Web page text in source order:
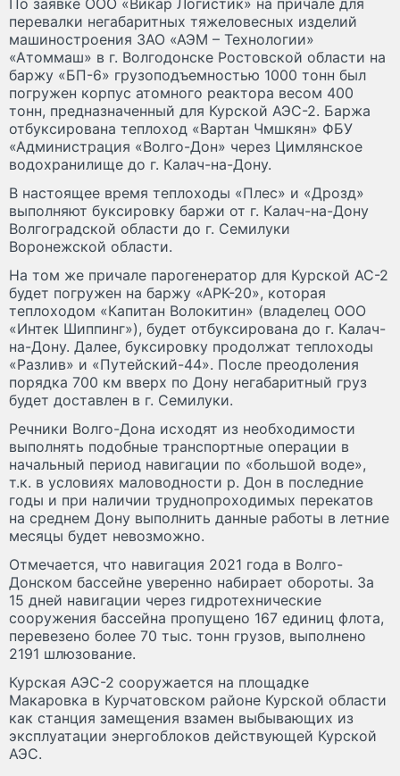
По заявке ООО «Викар Логистик» на причале для
перевалки негабаритных тяжеловесных изделий
машиностроения ЗАО «АЭМ – Технологии»
«Атоммаш» в г. Волгодонске Ростовской области на
баржу «БП-6» грузоподъемностью 1000 тонн был
погружен корпус атомного реактора весом 400
тонн, предназначенный для Курской АЭС-2. Баржа
отбуксирована теплоход «Вартан Чмшкян» ФБУ
«Администрация «Волго-Дон» через Цимлянское
водохранилище до г. Калач-на-Дону.
В настоящее время теплоходы «Плес» и «Дрозд»
выполняют буксировку баржи от г. Калач-на-Дону
Волгоградской области до г. Семилуки
Воронежской области.
На том же причале парогенератор для Курской АС-2
будет погружен на баржу «АРК-20», которая
теплоходом «Капитан Волокитин» (владелец ООО
«Интек Шиппинг»), будет отбуксирована до г. Калач-
на-Дону. Далее, буксировку продолжат теплоходы
«Разлив» и «Путейский-44». После преодоления
порядка 700 км вверх по Дону негабаритный груз
будет доставлен в г. Семилуки.
Речники Волго-Дона исходят из необходимости
выполнять подобные транспортные операции в
начальный период навигации по «большой воде»,
т.к. в условиях маловодности р. Дон в последние
годы и при наличии труднопроходимых перекатов
на среднем Дону выполнить данные работы в летние
месяцы будет невозможно.
Отмечается, что навигация 2021 года в Волго-
Донском бассейне уверенно набирает обороты. За
15 дней навигации через гидротехнические
сооружения бассейна пропущено 167 единиц флота,
перевезено более 70 тыс. тонн грузов, выполнено
2191 шлюзование.
Курская АЭС-2 сооружается на площадке
Макаровка в Курчатовском районе Курской области
как станция замещения взамен выбывающих из
эксплуатации энергоблоков действующей Курской
АЭС.